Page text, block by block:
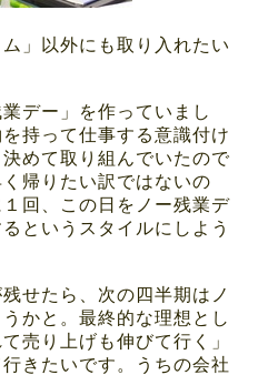
」以外にも取り入れたい
デー」を作っていまし
持って仕事する意識付け
めて取り組んでいたので
帰りたい訳ではないの
回、この日をノー残業デ
というスタイルにしよう
せたら、次の四半期はノ
かと。最終的な理想とし
売り上げも伸びて行く」
きたいです。うちの会社